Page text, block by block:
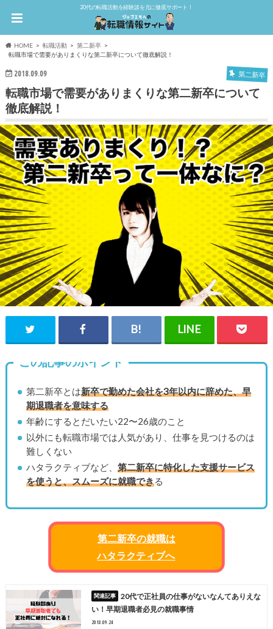
20代の転職活動を経験談を元に徹底サポート！
HOME 転職活動
第二新卒
転職市場で需要がありまくりな第二新卒について徹底解説！
2018.09.09 第二新卒
転職市場で需要がありまくりな第二新卒について
徹底解説！
この記事のポイント
第二新卒とは新卒で勤めた会社を3年以内に辞めた、早
期退職者を意味する
年齢にするとだいたい22〜26歳のこと
以外にも転職市場では人気があり、仕事を見つけるのは
難しくない
ハタラクティブなど、 第二新卒に特化した支援サービス
を使うと、スムーズに就職できる
第二新卒の就職は
ハタラクティブへ
20代で正社員の仕事がないなんてありえな
い！早期退職者必見の就職事情
2018.09.24